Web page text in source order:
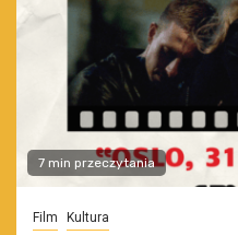
7 min przeczytania
Film Kultura